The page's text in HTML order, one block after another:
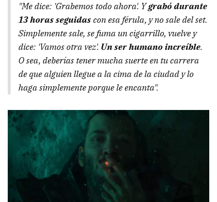
"Me dice: 'Grabemos todo ahora'. Ygrabó durante
13 horas seguidascon esa férula, y no sale del set.
Simplemente sale, se fuma un cigarrillo, vuelve y
dice: 'Vamos otra vez'. Un ser humano increíble.
O sea, deberías tener mucha suerte en tu carrera
de que alguien llegue a la cima de la ciudad y lo
haga simplemente porque le encanta".